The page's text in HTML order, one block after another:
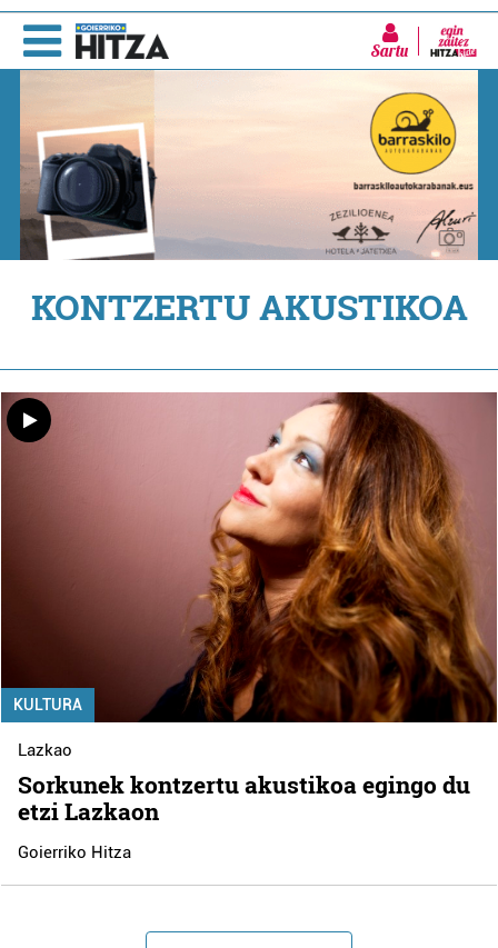
Sartu
KONTZERTU AKUSTIKOA
KULTURA
Lazkao
Sorkunek kontzertu akustikoa egingo du
etzi Lazkaon
Goierriko Hitza